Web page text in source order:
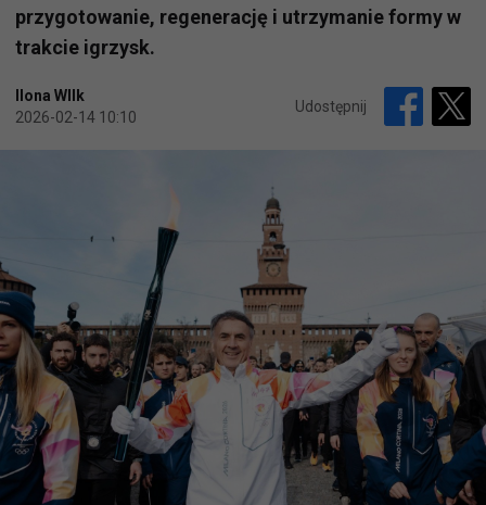
przygotowanie, regenerację i utrzymanie formy w
trakcie igrzysk.
Ilona WIlk
2026-02-14 10:10
Udostępnij